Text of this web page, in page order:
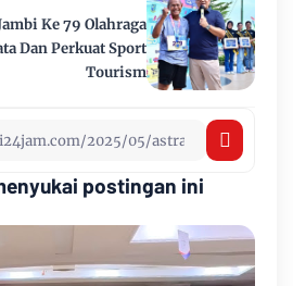
Ke 79 Olahraga
Dan Perkuat Sport
Tourism
postingan ini